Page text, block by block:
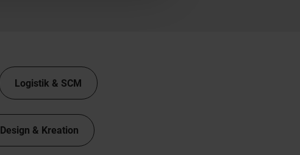
Logistik & SCM
Design & Kreation